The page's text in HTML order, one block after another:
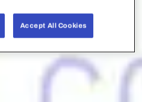
Accept All Cookies